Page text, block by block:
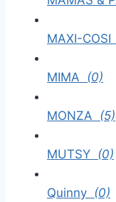
MAXI-COSI
MIMA (0)
MONZA (5)
MUTSY (0)
Quinny (0)